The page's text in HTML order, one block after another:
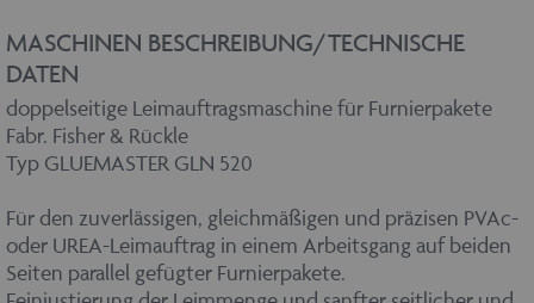
MASCHINEN BESCHREIBUNG/TECHNISCHE
DATEN
doppelseitige Leimauftragsmaschine für Furnierpakete
Fabr. Fisher & Rückle
Typ GLUEMASTER GLN 520
Für den zuverlässigen, gleichmäßigen und präzisen PVAc-
oder UREA-Leimauftrag in einem Arbeitsgang auf beiden
Seiten parallel gefügter Furnierpakete.